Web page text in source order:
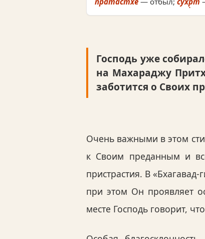
Господь уже
на Махараджу
заботится о Своих
Очень важными в этом
к Своим преданным и
пристрастия. В
при этом Он проявляет
месте Господь говорит,